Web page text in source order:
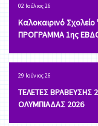
02 Ιούλιος 26
Καλοκαιρινό
ΠΡΟΓΡΑΜΜΑ 1ης
29 Ιούνιος 26
ΤΕΛΕΤΕΣ ΒΡΑΒΕΥΣΗΣ
ΟΛΥΜΠΙΑΔΑΣ 2026